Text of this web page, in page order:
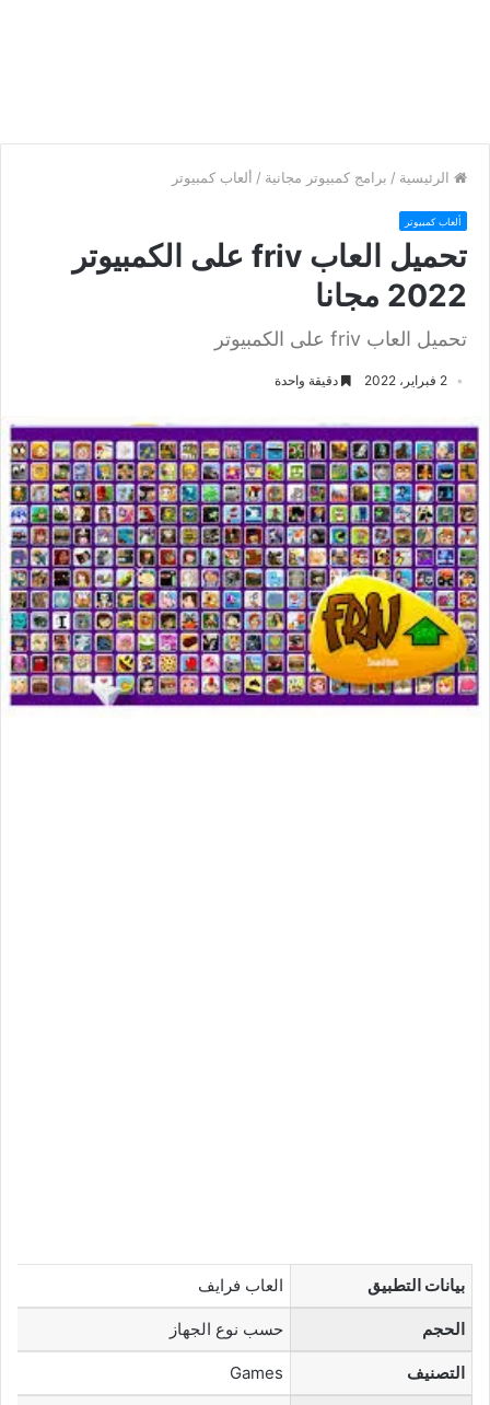
الرئيسية / برامج كمبيوتر مجانية / ألعاب كمبيوتر
ألعاب كمبيوتر
تحميل العاب friv على الكمبيوتر
2022 مجانا
تحميل العاب friv على الكمبيوتر
2 فبراير، 2022 دقيقة واحدة
بيانات التطبيق العاب فرايف
الحجم حسب نوع الجهاز
التصنيف Games